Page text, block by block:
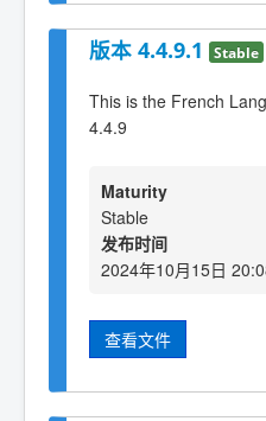
版本 4.4.9.1 Stable
This is the French
4.4.9
Maturity
Stable
发布时间
2024年10月15日
查看文件